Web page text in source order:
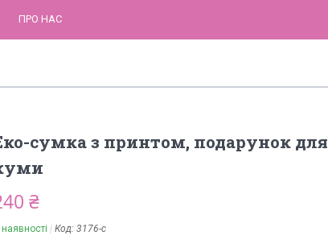
ПРО НАС
сумка з принтом, подарунок для
₴
наявності Код: 3176-с